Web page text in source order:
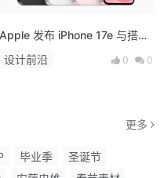
Apple 发布 iPhone 17e 与搭载
M4 芯片的 iPad Air，多款新品
将亮相！
设计前沿 0 0
更多
毕业季
圣诞节